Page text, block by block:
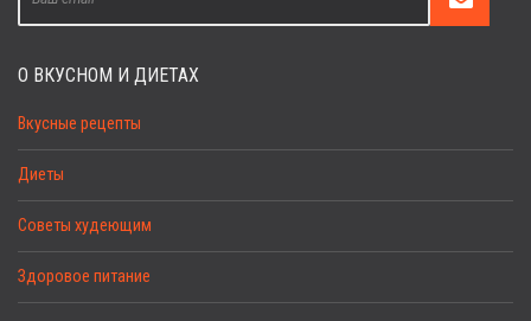
О ВКУСНОМ И ДИЕТАХ
Вкусные рецепты
Диеты
Советы худеющим
Здоровое питание